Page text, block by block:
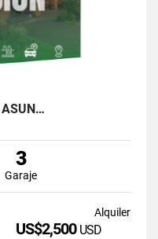
ASUN…
3
Garaje
Alquiler
US$2,500 USD